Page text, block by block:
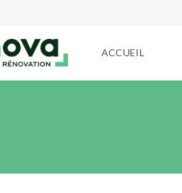
ACCUEIL